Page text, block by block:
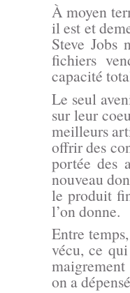
À moyen
il est et
Steve Jobs
fichiers
capacité
Le seul
sur leur
meilleurs
offrir des
portée des
nouveau
le produit
l’on donne.
Entre
vécu, ce
on a